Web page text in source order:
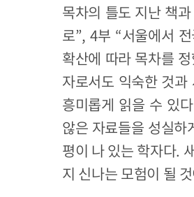
목차의 틀도 지난 책
로”, 4부 “서울에서
확산에 따라 목차를
자로서도 익숙한 것
흥미롭게 읽을 수 있
않은 자료들을 성실
평이 나 있는 학자다.
지 신나는 모험이 될